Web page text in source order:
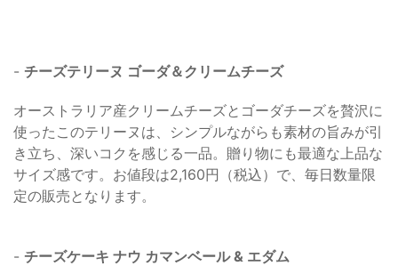
- チーズテリーヌ ゴーダ＆クリームチーズ
オーストラリア産クリームチーズとゴーダチーズを贅沢に
使ったこのテリーヌは、シンプルながらも素材の旨みが引
き立ち、深いコクを感じる一品。贈り物にも最適な上品な
サイズ感です。お値段は2,160円（税込）で、毎日数量限
定の販売となります。
- チーズケーキ ナウ カマンベール & エダム